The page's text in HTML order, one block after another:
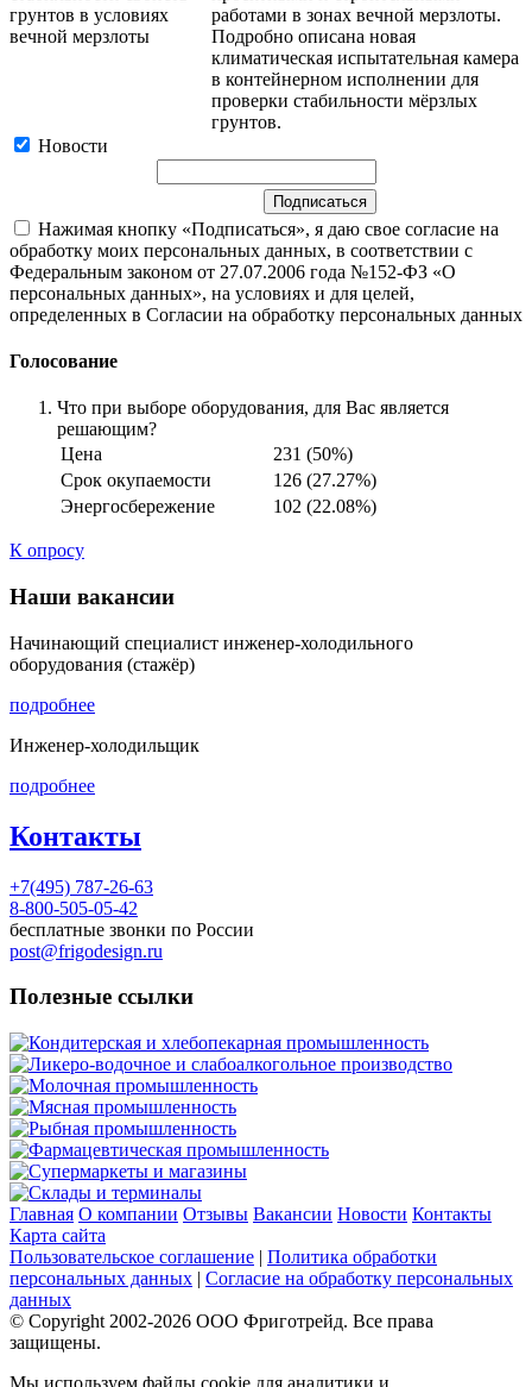
работами в зонах вечной мерзлоты.
Подробно описана новая
климатическая испытательная камера
в контейнерном исполнении для
проверки стабильности мёрзлых
грунтов.
Новости
Нажимая кнопку «Подписаться», я даю свое согласие на
обработку моих персональных данных, в соответствии с
Федеральным законом от 27.07.2006 года №152-ФЗ «О
персональных данных», на условиях и для целей,
определенных в Согласии на обработку персональных данных
Голосование
Что при выборе оборудования, для Вас является
решающим?
Цена
231 (50%)
Срок окупаемости
126 (27.27%)
Энергосбережение
102 (22.08%)
К опросу
Наши вакансии
Начинающий специалист инженер-холодильного
оборудования (стажёр)
подробнее
Инженер-холодильщик
подробнее
Контакты
+7(495) 787-26-63
8-800-505-05-42
бесплатные звонки по России
post@frigodesign.ru
Полезные ссылки
Кондитерская и хлебопекарная промышленность
Ликеро-водочное и слабоалкогольное производство
Молочная промышленность
Мясная промышленность
Рыбная промышленность
Фармацевтическая промышленность
Супермаркеты и магазины
Склады и терминалы
Главная О компании Отзывы Вакансии Новости Контакты
Карта сайта
Пользовательское соглашение | Политика обработки
персональных данных | Согласие на обработку персональных
данных
© Copyright 2002-2026 ООО Фриготрейд. Все права
защищены.